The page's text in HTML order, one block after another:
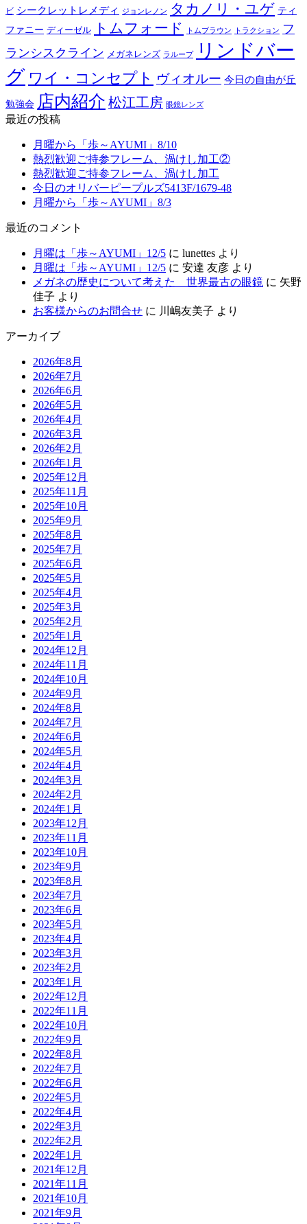
ビ シークレットレメディ ジョンレノン タカノリ・ユゲ ティ
ファニー ディーゼル トムフォード トムブラウン トラクション フ
ランシスクライン メガネレンズ ラループ
リンドバー
グ ワイ・コンセプト ヴィオルー 今日の自由が丘
勉強会 店内紹介 松江工房 眼鏡レンズ
最近の投稿
月曜から「歩～AYUMI」8/10
熱烈歓迎ご持参フレーム、渦けし加工②
熱烈歓迎ご持参フレーム、渦けし加工
今日のオリバーピープルズ5413F/1679-48
月曜から「歩～AYUMI」8/3
最近のコメント
月曜は「歩～AYUMI」12/5 に lunettes より
月曜は「歩～AYUMI」12/5 に 安達 友彦 より
メガネの歴史について考えた 世界最古の眼鏡 に 矢野
佳子 より
お客様からのお問合せ に 川嶋友美子 より
アーカイブ
2026年8月
2026年7月
2026年6月
2026年5月
2026年4月
2026年3月
2026年2月
2026年1月
2025年12月
2025年11月
2025年10月
2025年9月
2025年8月
2025年7月
2025年6月
2025年5月
2025年4月
2025年3月
2025年2月
2025年1月
2024年12月
2024年11月
2024年10月
2024年9月
2024年8月
2024年7月
2024年6月
2024年5月
2024年4月
2024年3月
2024年2月
2024年1月
2023年12月
2023年11月
2023年10月
2023年9月
2023年8月
2023年7月
2023年6月
2023年5月
2023年4月
2023年3月
2023年2月
2023年1月
2022年12月
2022年11月
2022年10月
2022年9月
2022年8月
2022年7月
2022年6月
2022年5月
2022年4月
2022年3月
2022年2月
2022年1月
2021年12月
2021年11月
2021年10月
2021年9月